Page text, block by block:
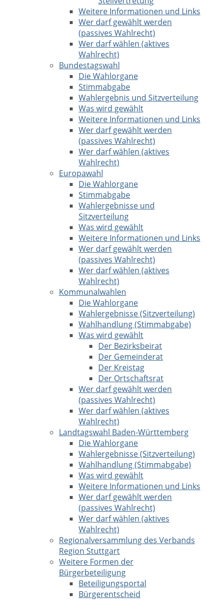
Weitere Informationen und Links
Wer darf gewählt werden
(passives Wahlrecht)
Wer darf wählen (aktives
Wahlrecht)
Bundestagswahl
Die Wahlorgane
Stimmabgabe
Wahlergebnis und Sitzverteilung
Was wird gewählt
Weitere Informationen und Links
Wer darf gewählt werden
(passives Wahlrecht)
Wer darf wählen (aktives
Wahlrecht)
Europawahl
Die Wahlorgane
Stimmabgabe
Wahlergebnisse und
Sitzverteilung
Was wird gewählt
Weitere Informationen und Links
Wer darf gewählt werden
(passives Wahlrecht)
Wer darf wählen (aktives
Wahlrecht)
Kommunalwahlen
Die Wahlorgane
Wahlergebnisse (Sitzverteilung)
Wahlhandlung (Stimmabgabe)
Was wird gewählt
Der Bezirksbeirat
Der Gemeinderat
Der Kreistag
Der Ortschaftsrat
Wer darf gewählt werden
(passives Wahlrecht)
Wer darf wählen (aktives
Wahlrecht)
Landtagswahl Baden-Württemberg
Die Wahlorgane
Wahlergebnisse (Sitzverteilung)
Wahlhandlung (Stimmabgabe)
Was wird gewählt
Weitere Informationen und Links
Wer darf gewählt werden
(passives Wahlrecht)
Wer darf wählen (aktives
Wahlrecht)
Regionalversammlung des Verbands
Region Stuttgart
Weitere Formen der
Bürgerbeteiligung
Beteiligungsportal
Bürgerentscheid